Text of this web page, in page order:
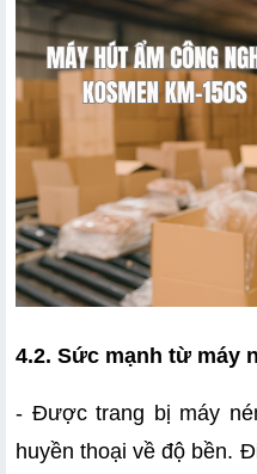
4.2. Sức mạnh từ máy
- Được trang bị máy
huyền thoại về độ bền.